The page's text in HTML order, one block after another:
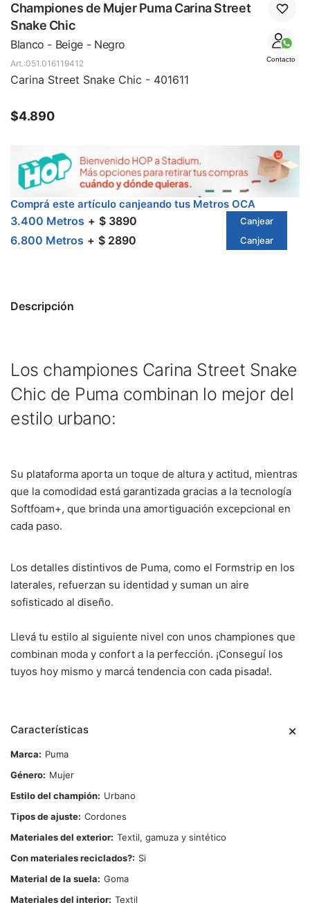
Championes de Mujer Puma Carina Street
Snake Chic
Blanco - Beige - Negro
Contacto
051.016119412
Carina Street Snake Chic - 401611
$4.890
Comprá este artículo canjeando tus Metros OCA
3.400 Metros $ 3890 Canjear
6.800 Metros $ 2890 Canjear
Descripción
Los championes Carina Street Snake
Chic de Puma combinan lo mejor del
estilo urbano:
Su plataforma aporta un toque de altura y actitud, mientras
que la comodidad está garantizada gracias a la tecnología
Softfoam+, que brinda una amortiguación excepcional en
cada paso.
Los detalles distintivos de Puma, como el Formstrip en los
laterales, refuerzan su identidad y suman un aire
sofisticado al diseño.
Llevá tu estilo al siguiente nivel con unos championes que
combinan moda y confort a la perfección. ¡Conseguí los
tuyos hoy mismo y marcá tendencia con cada pisada!.
Características
Marca
Puma
Género
Mujer
Estilo del champión
Urbano
Tipos de ajuste Cordones
Materiales del exterior Textil, gamuza y sintético
Con materiales reciclados?
Si
Material de la suela
Goma
Materiales del interior Textil